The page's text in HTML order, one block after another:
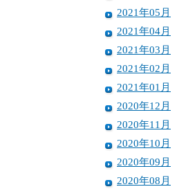
2021年05月
2021年04月
2021年03月
2021年02月
2021年01月
2020年12月
2020年11月
2020年10月
2020年09月
2020年08月